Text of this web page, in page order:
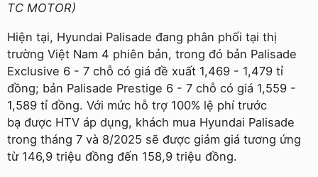
TC MOTOR)
Hiện tại, Hyundai Palisade đang phân phối tại thị
trường Việt Nam 4 phiên bản, trong đó bản Palisade
Exclusive 6 - 7 chỗ có giá đề xuất 1,469 - 1,479 tỉ
đồng; bản Palisade Prestige 6 - 7 chỗ có giá 1,559 -
1,589 tỉ đồng. Với mức hỗ trợ 100% lệ phí trước
bạ được HTV áp dụng, khách mua Hyundai Palisade
trong tháng 7 và 8/2025 sẽ được giảm giá tương ứng
từ 146,9 triệu đồng đến 158,9 triệu đồng.